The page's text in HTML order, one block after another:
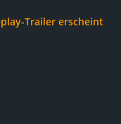
Trailer erscheint